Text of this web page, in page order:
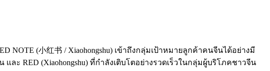
NOTE (小红书 / Xiaohongshu) เข้าถึงกลุ่มเป้าหมายลูกค้าคนจีนได้อย่างมี
ะ RED (Xiaohongshu) ที่กำลังเติบโตอย่างรวดเร็วในกลุ่มผู้บริโภคชาวจีน